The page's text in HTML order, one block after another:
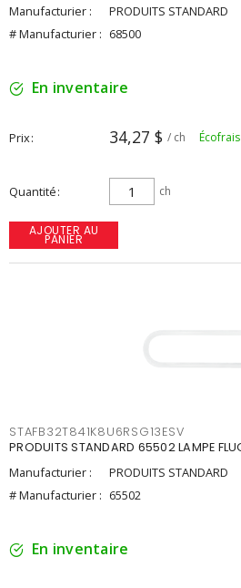
Manufacturier :
PRODUITS STANDARD
# Manufacturier : 68500
En inventaire
Prix 34,27 $ / ch
Quantité ch
AJOUTER AU
PANIER
STAFB32T841K8U6RSG13ESV
PRODUITS STANDARD 65502 LAMPE
Manufacturier :
PRODUITS STANDARD
# Manufacturier : 65502
En inventaire